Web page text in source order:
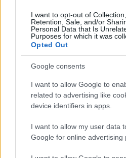
I want to opt-out of
Retention, Sale, and/or
Personal Data that Is
Purposes for which it was
Opted Out
Google consents
I want to allow Google to
related to advertising like
device identifiers in apps.
I want to allow my user data
Google for online advertising
20:40-20:50: Målgang
20:50: Premieutdeling
Torsdag 15. august, Aure:
Sprint, 1.4km klassisk
17:05: Prolog kvinner
17:40: Prolog menn
19:20: Kvartfinaler
20:35: Finale kvinner
20:45: Finale menn
20:50: Premieutdeling